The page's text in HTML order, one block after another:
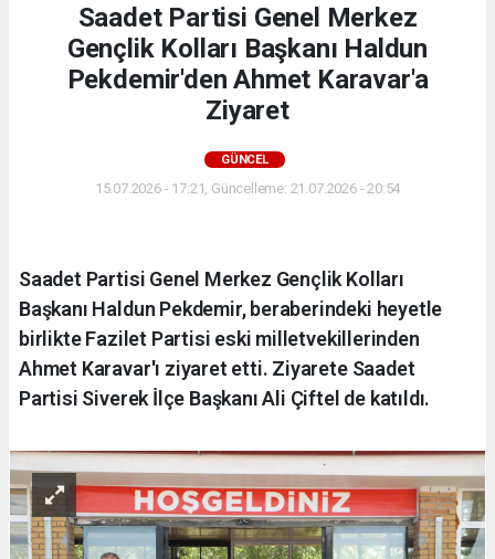
Saadet Partisi Genel Merkez
Gençlik Kolları Başkanı Haldun
Pekdemir'den Ahmet Karavar'a
Ziyaret
GÜNCEL
15.07.2026 - 17:21, Güncelleme: 21.07.2026 - 20:54
Saadet Partisi Genel Merkez Gençlik Kolları
Başkanı Haldun Pekdemir, beraberindeki heyetle
birlikte Fazilet Partisi eski milletvekillerinden
Ahmet Karavar'ı ziyaret etti. Ziyarete Saadet
Partisi Siverek İlçe Başkanı Ali Çiftel de katıldı.